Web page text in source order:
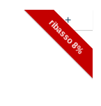
+
ribasso 8%